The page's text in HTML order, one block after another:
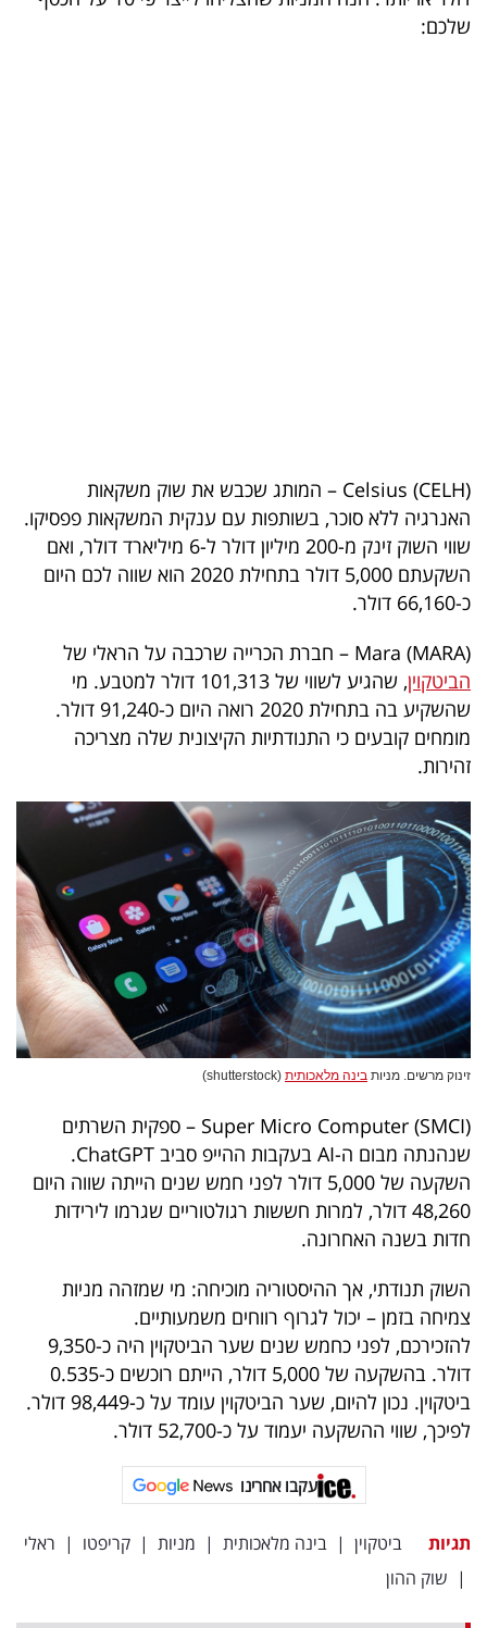
הכלכלי
פודקאסט
40
UNDER
40
שיתופי
פעולה
דרושים
ניוזלטרים
מייל
אדום
פרסמו
באייס
עקבו
שלכם:
Celsius (CELH) – המותג שכבש את שוק משקאות
האנרגיה ללא סוכר, בשותפות עם ענקית המשקאות פפסיקו.
שווי השוק זינק מ-200 מיליון דולר ל-6 מיליארד דולר, ואם
השקעתם 5,000 דולר בתחילת 2020 הוא שווה לכם היום
כ-66,160 דולר.
Mara (MARA) – חברת הכרייה שרכבה על הראלי של
הביטקוין
, שהגיע לשווי של 101,313 דולר למטבע. מי
שהשקיע בה בתחילת 2020 רואה היום כ-91,240 דולר.
מומחים קובעים כי התנודתיות הקיצונית שלה מצריכה
זהירות.
זינוק מרשים. מניות בינה מלאכותית (shutterstock)
Super Micro Computer (SMCI) – ספקית השרתים
שנהנתה מבום ה-AI בעקבות ההייפ סביב ChatGPT.
השקעה של 5,000 דולר לפני חמש שנים הייתה שווה היום
48,260 דולר, למרות חששות רגולטוריים שגרמו לירידות
חדות בשנה האחרונה.
השוק תנודתי, אך ההיסטוריה מוכיחה: מי שמזהה מניות
צמיחה בזמן – יכול לגרוף רווחים משמעותיים.
להזכירכם, לפני כחמש שנים שער הביטקוין היה כ-9,350
דולר. בהשקעה של 5,000 דולר, הייתם רוכשים כ-0.535
ביטקוין. נכון להיום, שער הביטקוין עומד על כ-98,449 דולר.
לפיכך, שווי ההשקעה יעמוד על כ-52,700 דולר.
עקבו אחרינו
תגיות ביטקוין | בינה מלאכותית | מניות | קריפטו | ראלי
| שוק ההון